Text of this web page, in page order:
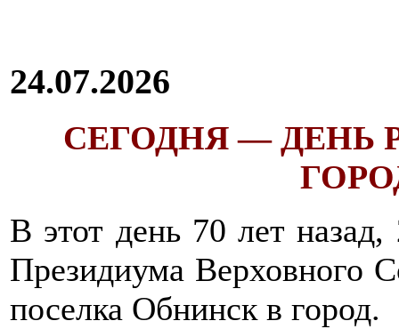
24.07.2026
СЕГОДНЯ — ДЕНЬ
В этот день 70 лет
Президиума Верховного
поселка Обнинск в город.